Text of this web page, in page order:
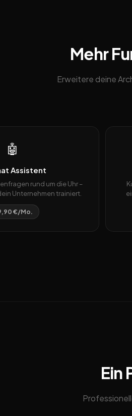
Mehr
Erweitere deine
🤖
Assistent
rund um die Uhr –
Unternehmen trainiert.
€/Mo.
Ein